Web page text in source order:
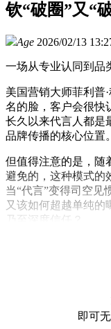
钦“破圈”又“
Age 2026/02/13
一场从专业认同到品
美国营销大师菲利普
名的脸，客户会很快
长久以来代言人都是
品牌传播的核心位置。
但值得注意的是，随
避免的，这种模式的
当“代言”变得司空见
又该如何超越单纯的
乃至深度信任？
即可